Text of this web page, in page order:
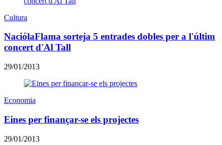
Cultura
NaciólaFlama sorteja 5 entrades dobles per a l'últim
concert d'Al Tall
29/01/2013
Economia
Eines per finançar-se els projectes
29/01/2013